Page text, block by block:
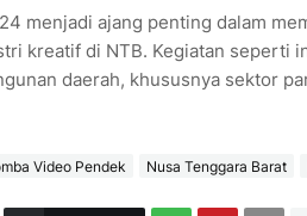
menjadi ajang penting dalam
kreatif di NTB. Kegiatan seperti
daerah, khususnya sektor
Video Pendek Nusa Tenggara Barat